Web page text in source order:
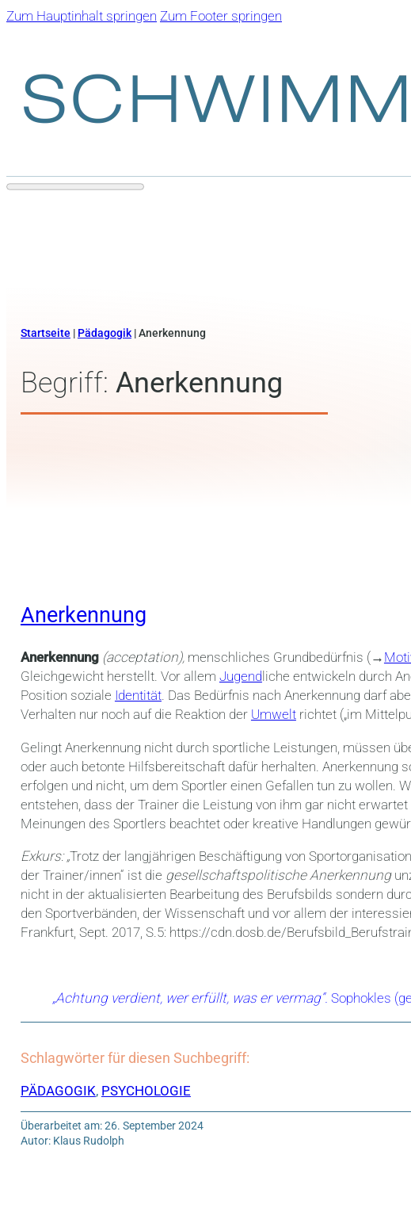
Zum Hauptinhalt springen Zum Footer springen
Startseite | Pädagogik|Anerkennung
Begriff: Anerkennung
Anerkennung
Anerkennung (acceptation), menschliches Grundbedürfnis (→
Gleichgewicht herstellt. Vor allem Jugend liche entwickeln durch
Position soziale Identität. Das Bedürfnis nach Anerkennung darf
Verhalten nur noch auf die Reaktion der Umweltrichtet („im
Gelingt Anerkennung nicht durch sportliche Leistungen, müssen
oder auch betonte Hilfsbereitschaft dafür herhalten. Anerkennung
erfolgen und nicht, um dem Sportler einen Gefallen tun zu wollen.
entstehen, dass der Trainer die Leistung von ihm gar nicht
Meinungen des Sportlers beachtet oder kreative Handlungen
Exkurs: „Trotz der langjährigen Beschäftigung von
der Trainer/innen“ ist die gesellschaftspolitische Anerkennung
nicht in der aktualisierten Bearbeitung des Berufsbilds sondern
den Sportverbänden, der Wissenschaft und vor allem der
Frankfurt, Sept. 2017, S.5: https://cdn.dosb.de/
„Achtung verdient, wer erfüllt, was er vermag“. Sophokles
Schlagwörter für diesen Suchbegriff:
PÄDAGOGIK, PSYCHOLOGIE
Überarbeitet am: 26. September 2024
Autor: Klaus Rudolph